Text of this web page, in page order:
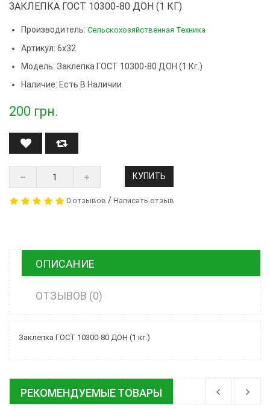
ЗАКЛЕПКА ГОСТ 10300-80 ДОН (1 КГ.)
Производитель: Сельскохозяйственная Техника
Артикул: 6х32
Модель: Заклепка ГОСТ 10300-80 ДОН (1 Кг.)
Наличие: Есть В Наличии
200 грн.
КУПИТЬ
0 отзывов / Написать отзыв
ОПИСАНИЕ
ОТЗЫВОВ (0)
Заклепка ГОСТ 10300-80 ДОН (1 кг.)
РЕКОМЕНДУЕМЫЕ ТОВАРЫ